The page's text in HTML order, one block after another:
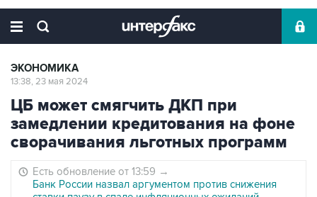
ЭКОНОМИКА
13:38, 23 мая 2024
ЦБ может смягчить ДКП при
замедлении кредитования на фоне
сворачивания льготных программ
Есть обновление от 13:59 →
Банк России назвал аргументом против снижения